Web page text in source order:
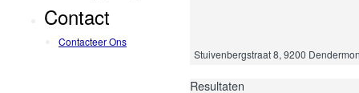
Contact
Contacteer Ons
Stuivenbergstraat 8, 9200
Resultaten